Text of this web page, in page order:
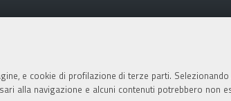
e cookie di profilazione di terze parti. Selezionando
alla navigazione e alcuni contenuti potrebbero non